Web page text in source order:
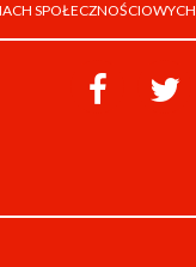
SPOŁECZNOŚCIOWYCH